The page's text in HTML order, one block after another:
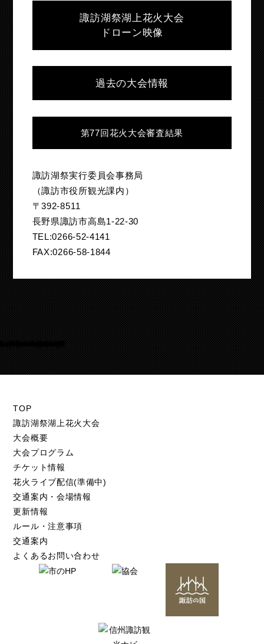
諏訪湖祭湖上花火大会
ドローン映像
過去の大会情報
第77回花火大会審査結果
諏訪湖祭実行委員会事務局
（諏訪市役所観光課内）
〒392-8511
長野県諏訪市高島1-22-30
TEL:0266-52-4141
FAX:0266-58-1844
Warning/home/suwakohanabi/suwako-hanabi.com/public_html/test.suwako-hanabi.com/wp-content/themes/suwako-hanabi_2018/footer.php105
TOP
諏訪湖祭湖上花火大会
大会概要
大会プログラム
チケット情報
花火ライブ配信(準備中)
交通案内・会場情報
更新情報
ルール・注意事項
交通案内
よくあるお問い合わせ